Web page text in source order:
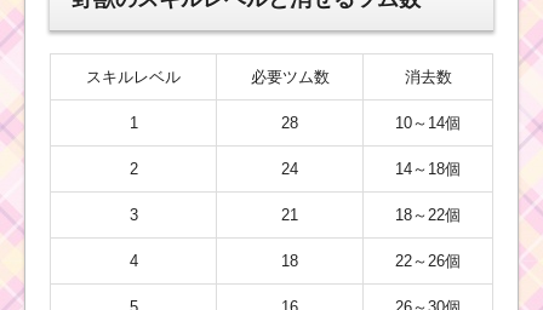
スキルレベル 必要ツム数 消去数
1 28 10～14個
2 24 14～18個
3 21 18～22個
4 18 22～26個